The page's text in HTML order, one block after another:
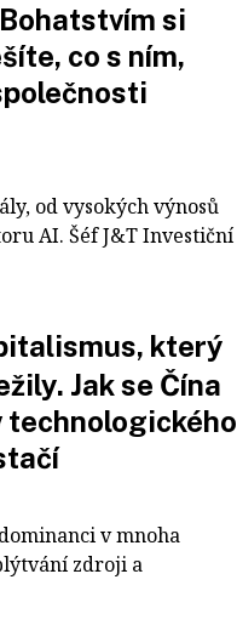
si
co s ním,
od vysokých výnosů
AI. Šéf J&T Investiční
který
Jak se Čína
technologického
v mnoha
zdroji a